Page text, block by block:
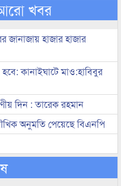
খবর
জানাজায় হাজার হাজার
কানাইঘাটে মাও:হাবিবুর
দিন : তারেক রহমান
অনুমতি পেয়েছে বিএনপি